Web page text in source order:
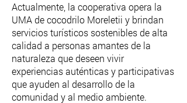
Actualmente, la cooperativa opera la
UMA de cocodrilo Moreletii y brindan
servicios turísticos sostenibles de alta
calidad a personas amantes de la
naturaleza que deseen vivir
experiencias auténticas y participativas
que ayuden al desarrollo de la
comunidad y al medio ambiente.